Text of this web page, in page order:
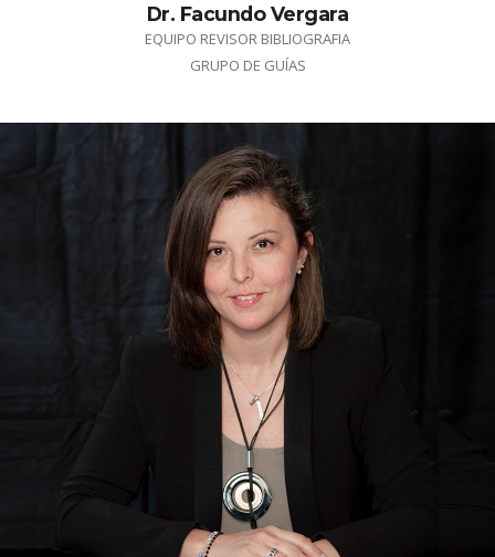
Dr. Facundo Vergara
EQUIPO REVISOR BIBLIOGRAFIA
GRUPO DE GUÍAS